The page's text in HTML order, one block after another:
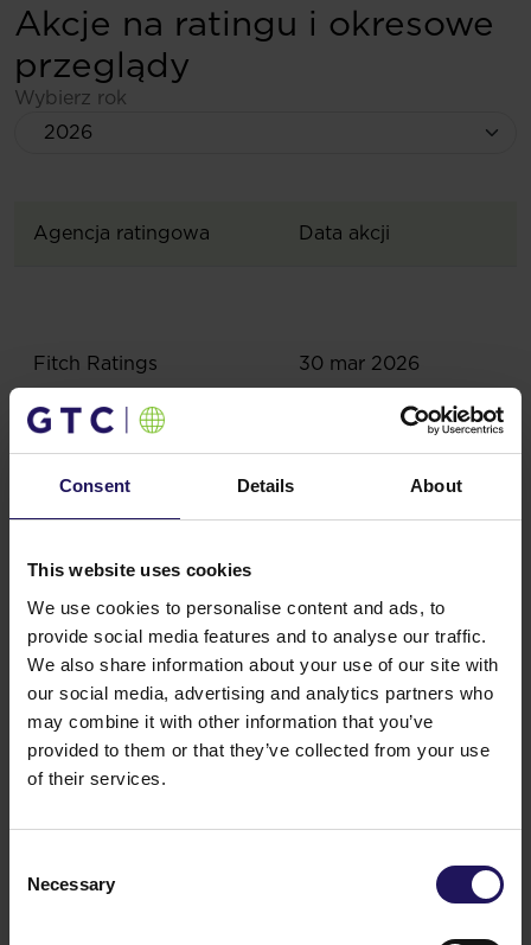
Consent Details About
This website uses cookies
We use cookies to personalise content and ads, to
provide social media features and to analyse our traffic.
We also share information about your use of our site with
our social media, advertising and analytics partners who
may combine it with other information that you’ve
provided to them or that they’ve collected from your use
of their services.
Selection
Necessary
Akcje na ratingu i okresowe
przeglądy
Wybierz rok
Agencja ratingowa Data akcji
Fitch Ratings 30 mar 2026
Powiązane treści
Raporty, ogłoszenia
Akcjonariat
Emisje obligacje